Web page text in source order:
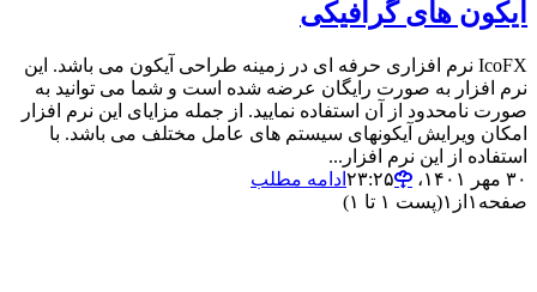
آیکون های گرافیکی
IcoFX نرم افزاری حرفه ای در زمینه طراحی آیکون می باشد. این
نرم افزار به صورت رایگان عرضه شده است و شما می توانید به
صورت نامحدود از آن استفاده نمایید. از جمله مزایای این نرم افزار
امکان ویرایش آیکونهای سیستم های عامل مختلف می باشد. با
استفاده از این نرم افزار...
۳۰ مهر ۱۴۰۱،‏ ۲۳:۲۵
ادامه مطلب
صفحه ۱ از ۱(پست ۱ تا ۱)